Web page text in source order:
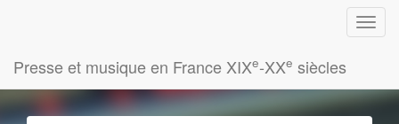
Presse et musique en France XIXe-XXe siècles